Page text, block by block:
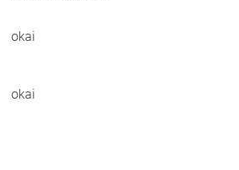
okai
okai